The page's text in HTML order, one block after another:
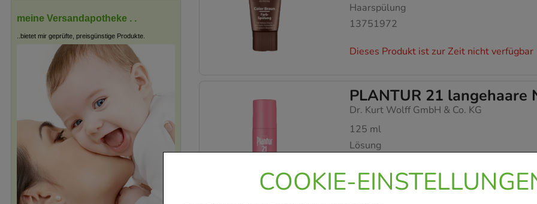
COOKIE-
Haarspülung
13751972
Dieses Produkt ist zur Zeit nicht verfügbar
PLANTUR 21
Dr. Kurt Wolff GmbH & Co. KG
125 ml
Lösung
Dieses Produkt ist zur Zeit nicht verfügbar
meine Versandapotheke . .
..bietet mir geprüfte, preisgünstige Produkte.